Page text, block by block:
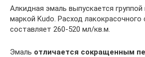
Алкидная эмаль выпускается
маркой Kudo. Расход лакокрасочного
составляет 260-520 мл/кв.м.
Эмаль отличается сокращенным